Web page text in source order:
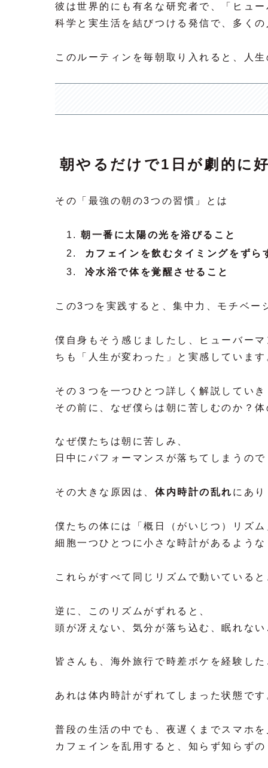
彼は世界的にも有名な研究者で、「ヒュ
科学と実生活を結びつける発信で、多く
このルーティンを毎朝取り入れると、人
朝やるだけで1日が劇的に
その「最強の朝の3つの習慣」とは
朝一番に太陽の光を浴びること
カフェインを飲むタイミングをずら
冷水浴で体を覚醒させること
この3つを実践すると、集中力、モチベー
僕自身もそう感じましたし、ヒューバー
ちも「人生が変わった」と実感しています
その３つを一つひとつ詳しく解説してい
その前に、なぜ僕らは朝に苦しむのか？
なぜ僕たちは朝に苦しみ、
日中にパフォーマンスが落ちてしまうの
その大きな原因は、体内時計の乱れ にあ
僕たちの体には「概日（がいじつ）リズ
細胞一つひとつに小さな時計があるよう
これらがすべて同じリズムで動いている
逆に、このリズムがずれると、
頭が冴えない、気分が落ち込む、眠れな
皆さんも、海外旅行で時差ボケを経験し
あれは体内時計がずれてしまった状態です
普段の生活の中でも、夜遅くまでスマホ
カフェインを乱用すると、知らず知らず